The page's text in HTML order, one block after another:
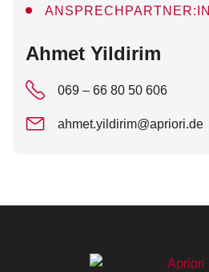
ANSPRECHPARTNER:IN
:
Ahmet Yildirim
069 – 66 80 50 606
ahmet.yildirim@apriori.de